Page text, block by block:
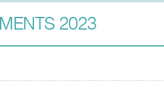
2023